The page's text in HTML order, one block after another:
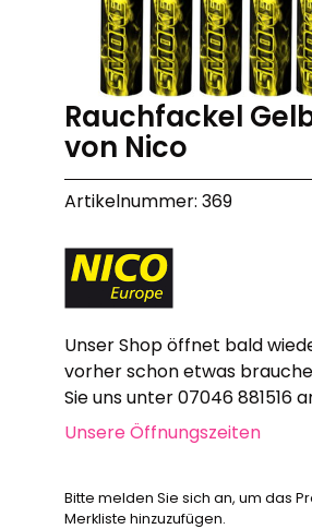
Rauchfackel
von Nico
Artikelnummer: 369
Unser Shop öffnet bald
vorher schon etwas
Sie uns unter 07046 881516
Unsere Öffnungszeiten
Bitte melden Sie sich an, um das
Merkliste hinzuzufügen.